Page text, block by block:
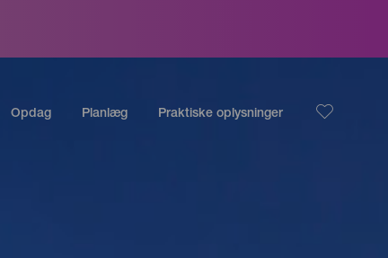
Opdag Planlæg Praktiske oplysninger